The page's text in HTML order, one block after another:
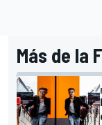
Más de la